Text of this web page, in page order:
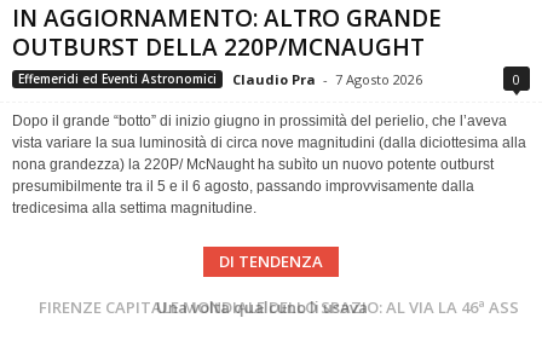
IN AGGIORNAMENTO: ALTRO GRANDE
OUTBURST DELLA 220P/MCNAUGHT
Effemeridi ed Eventi Astronomici Claudio Pra - 7 Agosto 2026 0
Dopo il grande “botto” di inizio giugno in prossimità del perielio, che l’aveva
vista variare la sua luminosità di circa nove magnitudini (dalla diciottesima alla
nona grandezza) la 220P/ McNaught ha subìto un nuovo potente outburst
presumibilmente tra il 5 e il 6 agosto, passando improvvisamente dalla
tredicesima alla settima magnitudine.
DI TENDENZA
FIRENZE CAPITALE MONDIALE DELLO SPAZIO: AL VIA LA 46ª ASSEMBLEA SCIENTIFICA DEL COSPAR
Cielo del Mese di Agosto 2026